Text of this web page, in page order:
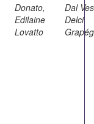
Donato,
Edilaine
Lovatto
Dal
Delci